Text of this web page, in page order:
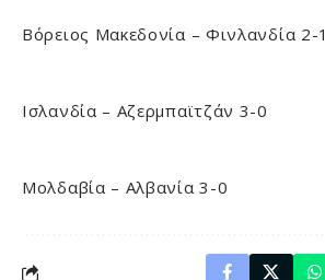
Βόρειος Μακεδονία – Φινλανδία 2-1
Ισλανδία – Αζερμπαϊτζάν 3-0
Μολδαβία – Αλβανία 3-0